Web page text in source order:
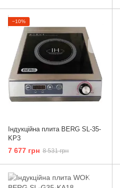
−10%
Індукційна плита BERG SL-35-
KP3
7 677 грн 8 531 грн